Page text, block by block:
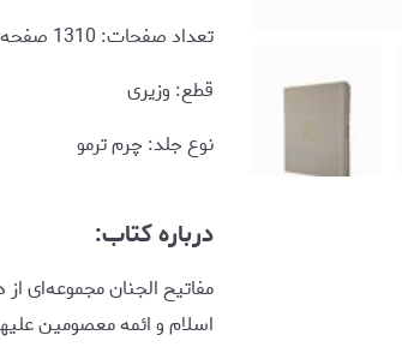
تعداد صفحات: 1310 صفحه
قطع: وزیری
نوع جلد: چرم ترمو
درباره کتاب:
مفاتیح الجنان مجموعه‌ای
اسلام و ائمه معصومین